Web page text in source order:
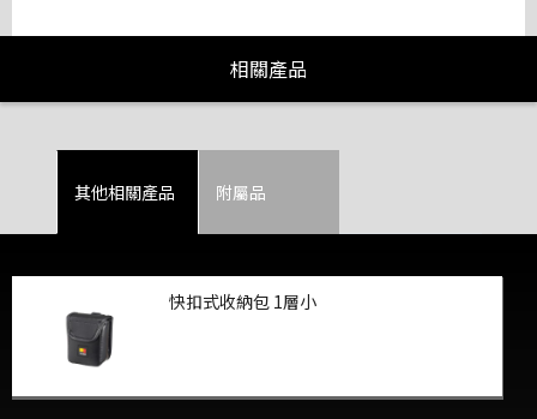
相關產品
其他相關產品 附屬品
快扣式收納包 1層小